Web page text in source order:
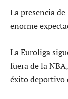
La presencia
enorme
La Euroliga
fuera de la
éxito deportivo